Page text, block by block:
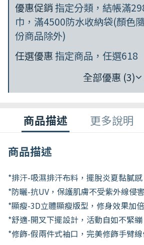
優惠促銷指定分類，結帳滿
巾，滿4500防水收納袋(顏色
份商品除外)
任選優惠指定商品，任選618
全部優惠 (3)
商品描述 更多說明
商品描述
*排汗-吸濕排汗布料，擺脫炎夏黏膩感
*防曬-抗UV，保護肌膚不受紫外線侵害
*顯瘦-3D立體顯瘦版型，修身效果加倍
*舒適-開叉下擺設計，活動自如不緊繃
*修飾-假兩件式袖口，完美修飾手臂